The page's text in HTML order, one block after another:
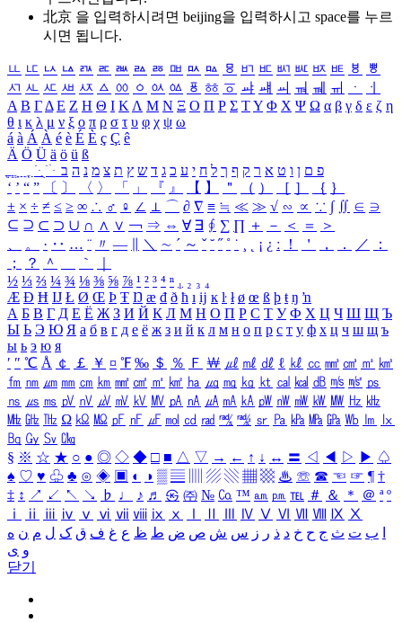
北京 을 입력하시려면 beijing을 입력하시고 space를 누르
시면 됩니다.
ㅥ ㅦ ㅧ ㅨ ㅩ ㅪ ㅫ ㅬ ㅭ ㅮ ㅯ ㅰ ㅱ ㅲ ㅳ ㅴ ㅵ ㅶ ㅷ ㅸ
ㅹ
ㅺ ㅻ ㅼ ㅽ ㅾ ㅿ ㆀ ㆁ ㆂ ㆃ ㆄ ㆅ ㆆ ㆇ ㆈ ㆉ ㆊ ㆋ ㆌ ㆍ
ㆎ
Α Β ΓΔ Ε Ζ Η Θ Ι ΚΛ Μ Ν Ξ Ο Π Ρ Σ ΤΥ Φ Χ Ψ Ω α β γ δ ε ζ η
θ ι κ λ μ ν ξ ο π ρ σ τ υ φ χ ψ ω
á à Á À é è É È ç Ç ê
Ä Ö Ü ä ö ü ß
ִֶֹ ֻּ ׁׂ פ ם ן ו ט א ר ק ף ך ל ח י ע כ ג ד ש ץ ת צ מ נ ה ב
‘ ’ “ ” 〔 〕 〈 〉 「 」 『 』 【 】 ＂ （ ） ［ ］ ｛ ｝
± × ÷ ≠ ≤ ≥ ∞ ∴ ♂ ♀ ∠ ⊥ ⌒ ∂ ∇ ≡ ≒ ≪ ≫ √ ∽ ∝ ∵ ∫ ∬ ∈ ∋
⊆ ⊇ ⊂ ⊃ ∪ ∩ ∧ ∨ ￢ ⇒ ⇔ ∀ ∃ ∮ ∑ ∏ ＋ － ＜ ＝
＞
、
。 · ‥ … ¨ 〃 ― ＼ ∼ ´ ～ ˇ ˘ ˝ ˚ ˙ ¸ ¡ ¿ ː ！ ＇ ， ． ／
：
；
？ ＾ ｀
½ ⅓ ⅔ ¼ ¾ ⅛ ⅜ ⅝ ⅞ ¹ ² ³ ⁴ ⁿ ₁ ₂ ₃ ₄
Æ Ð Ħ Ĳ Ł Ø Œ Þ Ŧ Ŋ æ đ ð ħ ı ĳ ĸ ŀ ł ø œ ß þ ŧ ŋ ŉ
А Б В Г Д Е Ё Ж З И Й К Л М Н О П Р С Т У Ф Х Ц Ч Ш Щ Ъ
Ы Ь Э Ю Я а б в г д е ё ж з и й к л м н о п р с т у ф х ц ч ш щ ъ
ы ь э ю я
′ ″ ℃ Å ￠ ￡ ￥ ¤ ℉ ‰ ＄ ％ Ｆ ￦ ㎕ ㎖ ㎗ ℓ ㎘ ㏄ ㎣ ㎤ ㎥ ㎦
㎙ ㎚ ㎛ ㎜ ㎝ ㎞ ㎟ ㎠ ㎡ ㎢ ㏊ ㎍ ㎎ ㎏ ㏏ ㎈ ㎉ ㏈ ㎧ ㎨ ㎰
㎱ ㎲ ㎳ ㎴ ㎵ ㎶ ㎷ ㎸ ㎹ ㎀ ㎁ ㎂ ㎃ ㎄ ㎺ ㎻ ㎽ ㎾ ㎿ ㎐ ㎑
㎒ ㎓ ㎔ Ω ㏀ ㏁ ㎊ ㎋ ㎌ ㏖ ㏅ ㎭ ㎮ ㎯ ㏛ ㎩ ㎪ ㎫ ㎬ ㏝ ㏐
㏓
㏃ ㏉ ㏜ ㏆
§ ※ ☆ ★ ○ ● ◎ ◇ ◆ □ ■ △ ▽ → ← ↑ ↓ ↔ 〓 ◁ ◀ ▷ ▶ ♤
♠ ♡ ♥ ♧ ♣ ⊙ ◈ ▣ ◐ ◑ ▒ ▤ ▨ ▧ ▦ ▩ ♨ ☏ ☎ ☜ ☞ ¶ †
‡ ↕ ↗ ↙ ↖ ↘ ♭ ♩ ♪ ♬ ㉿ ㈜ № ㏇ ™ ㏂ ㏘ ℡ ＃ ＆ ＊ ＠ ª º
ⅰ
ⅱ ⅲ ⅳ ⅴ ⅵ ⅶ ⅷ ⅸ ⅹ Ⅳ Ⅴ Ⅵ Ⅶ Ⅷ Ⅸ Ⅹ
ب ت ث ج ح خ د ذ ر ز س ش ص ض ط ظ ع غ ف ق ک ل م ن ه
و ی
닫기